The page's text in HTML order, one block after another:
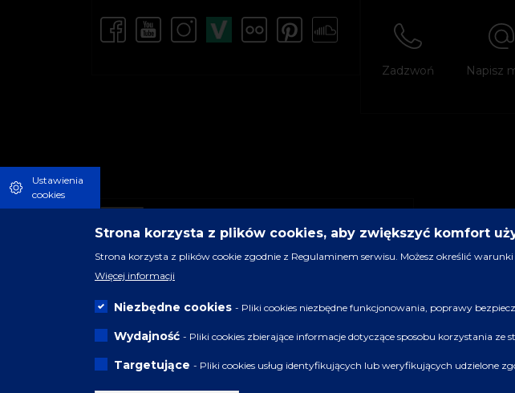
Zadzwoń Napisz
Ustawienia
cookies
Strona korzysta z plików cookies, aby zwiększyć komfort
Strona korzysta z plików cookie zgodnie z Regulaminem serwisu. Możesz określić
Więcej informacji
Niezbędne cookies - Pliki cookies niezbędne funkcjonowania, poprawy
Wydajność - Pliki cookies zbierające informacje dotyczące sposobu korzystania ze
Targetujące - Pliki cookies usług identyfikujących lub weryfikujących udzielone